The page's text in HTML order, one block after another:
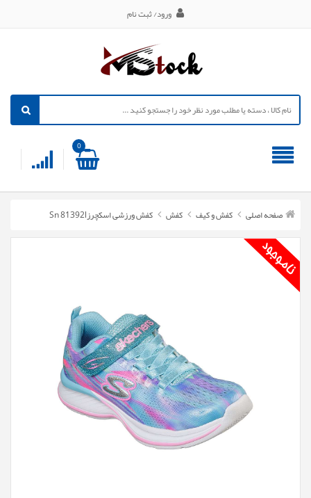
ورود/ ثبت نام
0
صفحه اصلی کفش و کیف کفش کفش ورزشی اسکچرزSn 81392l